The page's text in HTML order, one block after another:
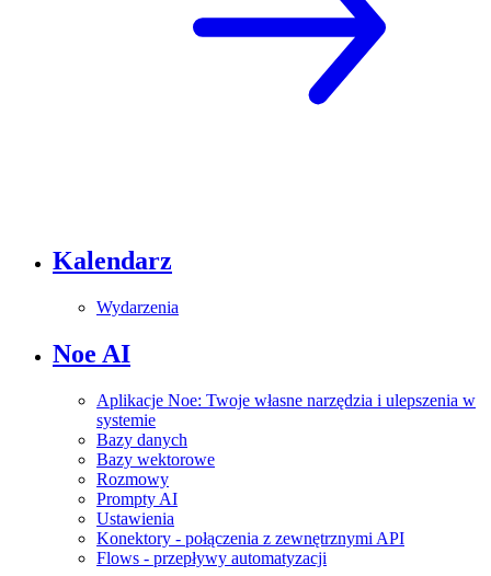
Kalendarz
Wydarzenia
Noe AI
Aplikacje Noe: Twoje własne narzędzia i ulepszenia w
systemie
Bazy danych
Bazy wektorowe
Rozmowy
Prompty AI
Ustawienia
Konektory - połączenia z zewnętrznymi API
Flows - przepływy automatyzacji